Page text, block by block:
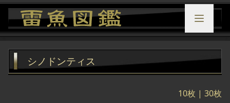
シノドンティス
10枚 | 30枚